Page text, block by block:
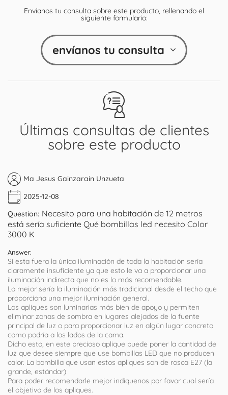
Últimas consultas de clientes
sobre este producto
Ma Jesus Gainzarain Unzueta
2025-12-08
Question: Necesito para una habitación de 12 metros
está sería suficiente Qué bombillas led necesito Color
3000 K
Answer:
Si esta fuera la única iluminación de toda la habitación sería
claramente insuficiente ya que esto le va a proporcionar una
iluminación indirecta que no es lo más recomendable.
Lo mejor sería la iluminación más tradicional desde el techo que
proporciona una mejor iluminación general.
Los apliques son luminarias más bien de apoyo y permiten
eliminar zonas de sombra en lugares alejados de la fuente
principal de luz o para proporcionar luz en algún lugar concreto
como podría a los lados de la cama.
Dicho esto, en este precioso aplique puede poner la cantidad de
luz que desee siempre que use bombillas LED que no producen
calor. La bombilla que usan estos apliques son de rosca E27 (la
grande, estándar)
Para poder recomendarle mejor indíquenos por favor cual sería
el objetivo de los apliques.
Envíanos tu consulta sobre este producto, rellenando el
siguiente formulario:
envíanos tu consulta